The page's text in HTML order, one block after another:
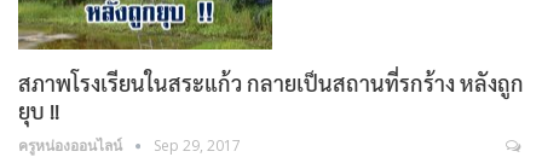
สภาพโรงเรียนในสระแก้ว กลายเป็นสถานที่รกร้าง หลังถูก
ยุบ !!
ครูหน่องออนไลน์ Sep 29, 2017